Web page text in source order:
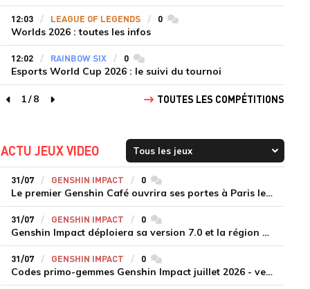
12:03 LEAGUE OF LEGENDS 0commentaires
Worlds 2026 : toutes les infos
12:02 RAINBOW SIX 0commentaires
Esports World Cup 2026 : le suivi du tournoi
page précédente
1/8
page suivante
TOUTES LES COMPÉTITIONS
ACTU JEUX VIDEO
31/07 GENSHIN IMPACT 0commentaires
Le premier Genshin Café ouvrira ses portes à Paris le 14 août
31/07 GENSHIN IMPACT 0commentaires
Genshin Impact déploiera sa version 7.0 et la région de Snezhnaya le 12 août
31/07 GENSHIN IMPACT 0commentaires
Codes primo-gemmes Genshin Impact juillet 2026 - version 7.0